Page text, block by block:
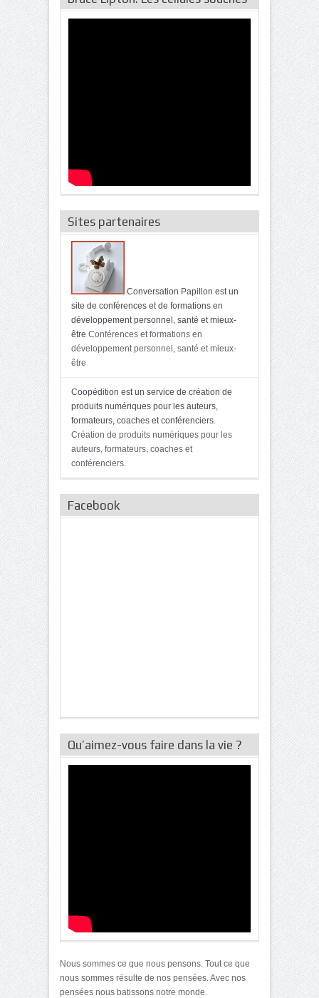
Sites partenaires
Conversation Papillon est un
site de conférences et de formations en
développement personnel, santé et mieux-
être Conférences et formations en
développement personnel, santé et mieux-
être
Coopédition est un service de création de
produits numériques pour les auteurs,
formateurs, coaches et conférenciers.
Création de produits numériques pour les
auteurs, formateurs, coaches et
conférenciers.
Facebook
Qu’aimez-vous faire dans la vie ?
Nous sommes ce que nous pensons. Tout ce que
nous sommes résulte de nos pensées. Avec nos
pensées nous batissons notre monde.